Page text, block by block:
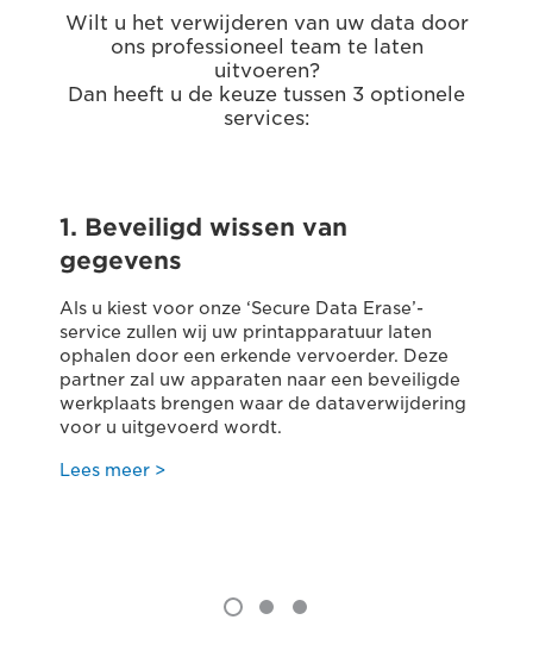
Wilt u het verwijderen van uw data door
ons professioneel team te laten
uitvoeren?
Dan heeft u de keuze tussen 3 optionele
services:
1. Beveiligd wissen van
gegevens
Als u kiest voor onze ‘Secure Data Erase’-
service zullen wij uw printapparatuur laten
ophalen door een erkende vervoerder. Deze
partner zal uw apparaten naar een beveiligde
werkplaats brengen waar de dataverwijdering
voor u uitgevoerd wordt.
Lees meer >